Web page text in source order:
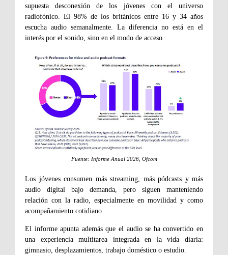
supuesta desconexión de los jóvenes con el universo
radiofónico. El 98% de los británicos entre 16 y 34 años
escucha audio semanalmente. La diferencia no está en el
interés por el sonido, sino en el modo de acceso.
Fuente: Informe Anual 2026, Ofcom
Los jóvenes consumen más streaming, más pódcasts y más
audio digital bajo demanda, pero siguen manteniendo
relación con la radio, especialmente en movilidad y como
acompañamiento cotidiano.
El informe apunta además que el audio se ha convertido en
una experiencia multitarea integrada en la vida diaria:
gimnasio, desplazamientos, trabajo doméstico o estudio.